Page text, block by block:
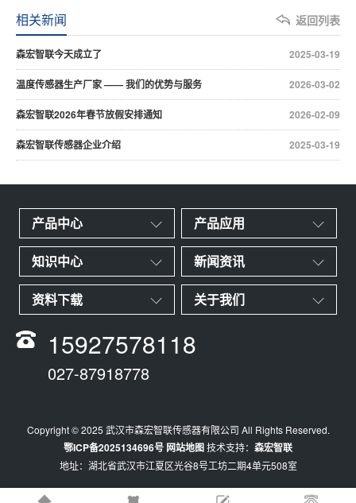
返回列表
相关新闻
2025-03-19
森宏智联今天成立了
2026-03-02
温度传感器生产厂家 —— 我们的优势与服务
2026-02-09
森宏智联2026年春节放假安排通知
2025-03-19
森宏智联传感器企业介绍
产品中心 产品应用
知识中心 新闻资讯
资料下载 关于我们
15927578118
027-87918778
Copyright © 2025 武汉市森宏智联传感器有限公司 All Rights Reserved.
鄂ICP备2025134696号 网站地图技术支持： 森宏智联
地址：湖北省武汉市江夏区光谷8号工坊二期4单元508室